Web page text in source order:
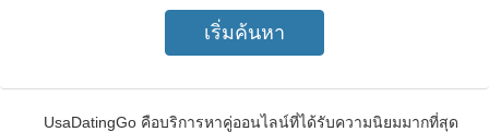
UsaDatingGo คือบริการหาคู่ออนไลน์ที่ได้รับความนิยมมากที่สุด